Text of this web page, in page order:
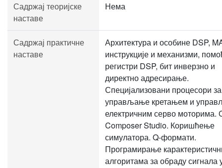
Садржај теоријске
наставе
Нема
Садржај практичне
наставе
Архитектура и особине DSP,
инструкције и механизми,
регистри DSP, бит инверзно и
директно адресирање.
Специјализовани процесори за
управљање кретањем и
електричним серво моторима.
Composer Studio. Коришћење
симулатора. Q-формати.
Програмирање
алгоритама за обраду сигнала